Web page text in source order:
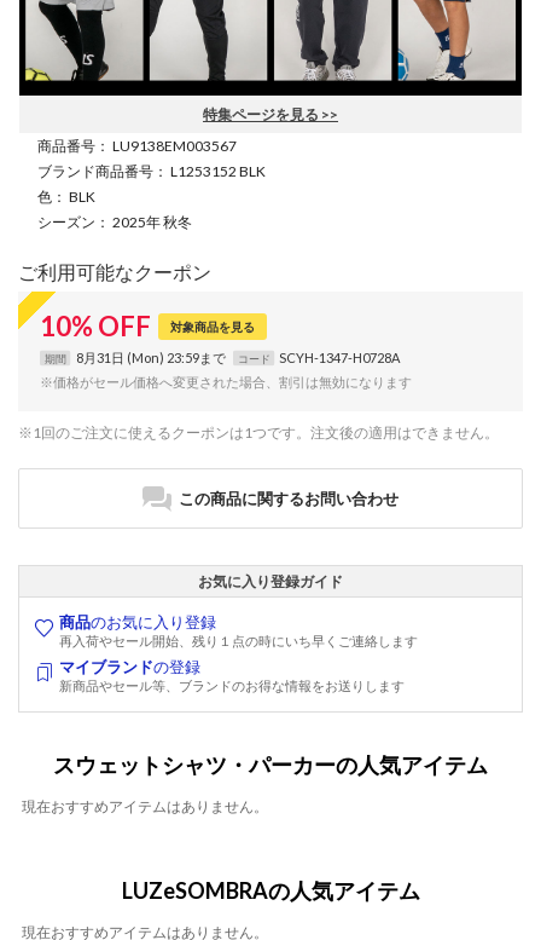
特集ページを見る >>
商品番号 ： LU9138EM003567
ブランド商品番号 ： L1253152 BLK
色 ： BLK
シーズン ： 2025年 秋冬
ご利用可能なクーポン
10% OFF 対象商品を見る
期間 8月31日 (Mon) 23:59まで コード
SCYH-1347-H0728A
※価格がセール価格へ変更された場合、割引は無効になります
※1回のご注文に使えるクーポンは1つです。注文後の適用はできません。
この商品に関するお問い合わせ
お気に入り登録ガイド
商品のお気に入り登録
再入荷やセール開始、残り１点の時にいち早くご連絡します
マイブランドの登録
新商品やセール等、ブランドのお得な情報をお送りします
スウェットシャツ・パーカーの人気アイテム
現在おすすめアイテムはありません。
LUZeSOMBRAの人気アイテム
現在おすすめアイテムはありません。